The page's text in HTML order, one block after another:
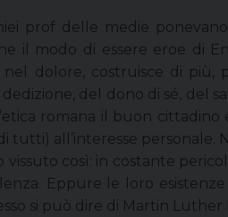
prof delle medie
il modo di essere eroe di
dolore, costruisce di più,
del dono di sé, del
romana il buon cittadino
tutti) all’interesse personale.
così: in costante
Eppure le loro
si può dire di Martin Luther